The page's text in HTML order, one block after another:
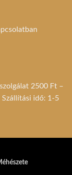
2500 Ft –
idő: 1-5